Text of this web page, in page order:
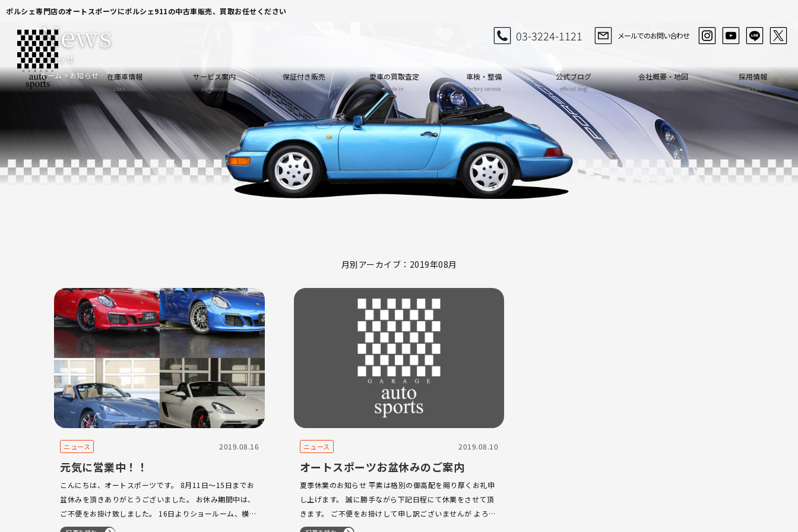
ポルシェ専門店のオートスポーツにポルシェ911の中古車販売、買取お任せください
在庫車情報
stock list
サービス案内
our service
保証付き販売
warranty
愛車の買取査定
trade in
車検・整備
factory service
公式ブログ
official blog
会社概要・地図
company
採用情報
recruit
お知らせ
News
ホーム お知らせ
月別アーカイブ：2019年08月
ニュース 2019.08.16
元気に営業中！！
こんにちは、オートスポーツです。 8月11日〜15日までお
盆休みを頂きありがとうございました。 お休み期間中は、
ご不便をお掛け致しました。 16日よりショールーム、横浜
ファクトリー共に通常営業させて頂いております。 皆様の
ニュース 2019.08.10
オートスポーツお盆休みのご案内
夏季休業のお知らせ 平素は格別の御高配を賜り厚くお礼申
し上げます。 誠に勝手ながら下記日程にて休業をさせて頂
きます。 ご不便をお掛けして申し訳ございませんが よろし
くお願いいたします。 8月１１日～8月１５日 な
03-3224-1121 メールでのお問い合わせ